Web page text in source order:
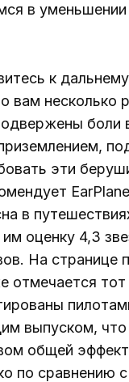
в уменьшении
к
вам несколько
боли
эти
в
оценку 4,3
На странице
отмечается
выпуском,
общей
по сравнению